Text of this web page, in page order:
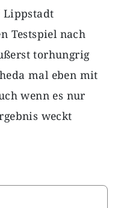
Lippstadt
Testspiel nach
torhungrig
mal eben mit
wenn es nur
weckt